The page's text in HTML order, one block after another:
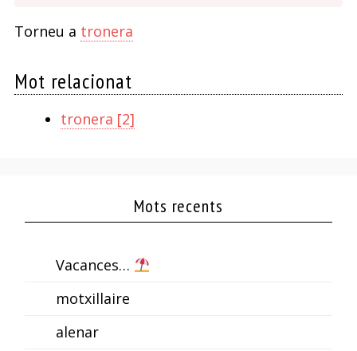
Torneu a tronera
Mot relacionat
tronera [2]
Mots recents
Vacances…
motxillaire
alenar